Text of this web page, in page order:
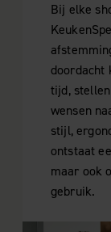
Bij elke
doordacht
tijd,
wensen
stijl,
ontstaat
maar ook
gebruik.